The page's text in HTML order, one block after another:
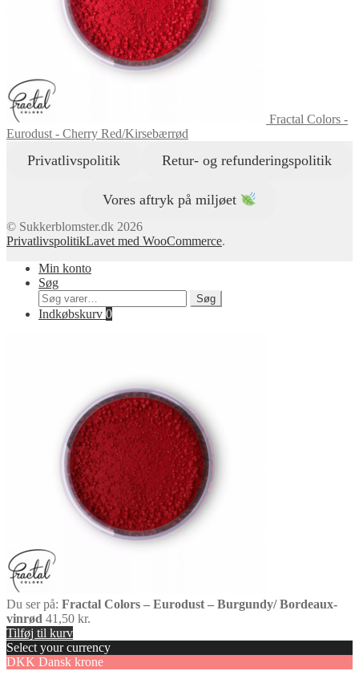
Fractal Colors -
Eurodust - Cherry Red/Kirsebærrød
Privatlivspolitik Retur- og refunderingspolitik
Vores aftryk på miljøet
© Sukkerblomster.dk 2026
PrivatlivspolitikLavet med WooCommerce.
Min konto
Søg
Søg
efter:
Søg
Indkøbskurv 0
Du ser på: Fractal Colors – Eurodust – Burgundy/ Bordeaux-
vinrød 41,50 kr.
Tilføj til kurv
Select your currency
DKK Dansk krone